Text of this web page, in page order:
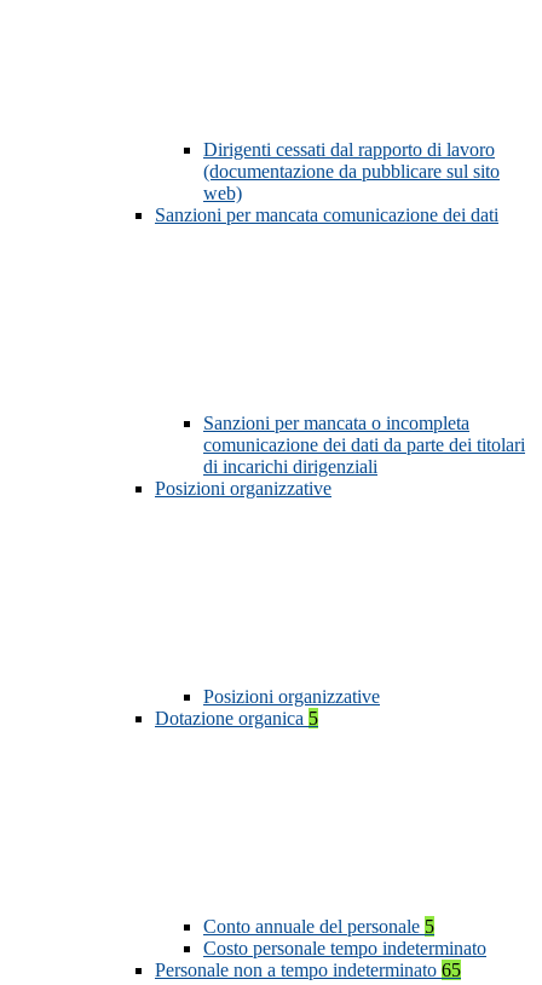
Dirigenti cessati dal rapporto di lavoro
(documentazione da pubblicare sul sito
web)
Sanzioni per mancata comunicazione dei dati
Sanzioni per mancata o incompleta
comunicazione dei dati da parte dei titolari
di incarichi dirigenziali
Posizioni organizzative
Posizioni organizzative
Dotazione organica 5
Conto annuale del personale 5
Costo personale tempo indeterminato
Personale non a tempo indeterminato 65